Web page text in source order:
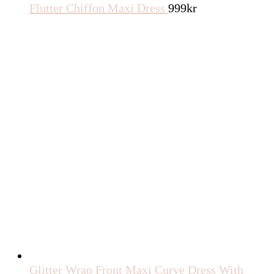
Flutter Chiffon Maxi Dress 999kr
Glitter Wrap Front Maxi Curve Dress With